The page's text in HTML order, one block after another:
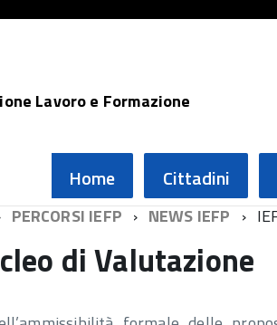
Lavoro e Formazione
Home Cittadini
PERCORSI IEFP NEWS IEFP
di Valutazione